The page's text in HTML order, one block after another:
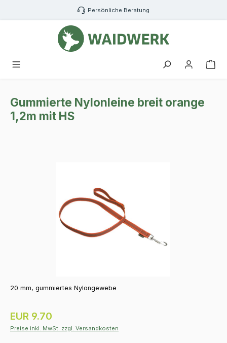
Zum Hauptinhalt springen Persönliche Beratung
Gummierte Nylonleine breit orange
1,2m mit HS
20 mm, gummiertes Nylongewebe
Regulärer Preis:
EUR 9.70
Preise inkl. MwSt. zzgl. Versandkosten